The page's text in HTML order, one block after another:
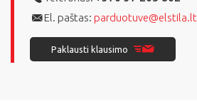
El. paštas: parduotuve@elstila.lt
Paklausti klausimo